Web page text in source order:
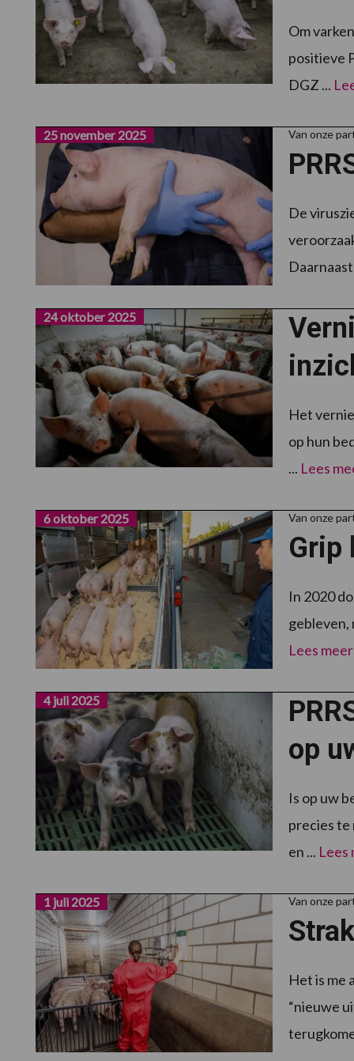
Om
positieve
DGZ ...
Van onze
25 november 2025
De
Daarnaast
24 oktober 2025
Het
op hun
... Lees
Van onze
Grip
6 oktober 2025
In 2020
gebleven,
Lees meer
op
4 juli 2025
Is op uw
precies te
en ... Lees
Van onze
1 juli 2025
Het is me
“nieuwe